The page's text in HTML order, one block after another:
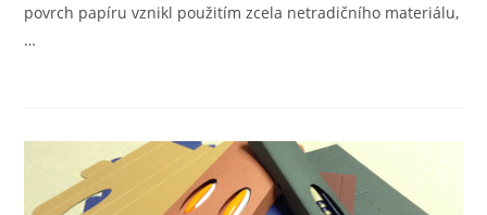
povrch papíru vznikl použitím zcela netradičního materiálu,
…